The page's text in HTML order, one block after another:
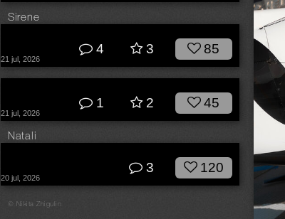
Sirene
21 jul, 2026
4 3 85
21 jul, 2026
1 2 45
Natali
20 jul, 2026
3 120
© Nikita Zhigulin